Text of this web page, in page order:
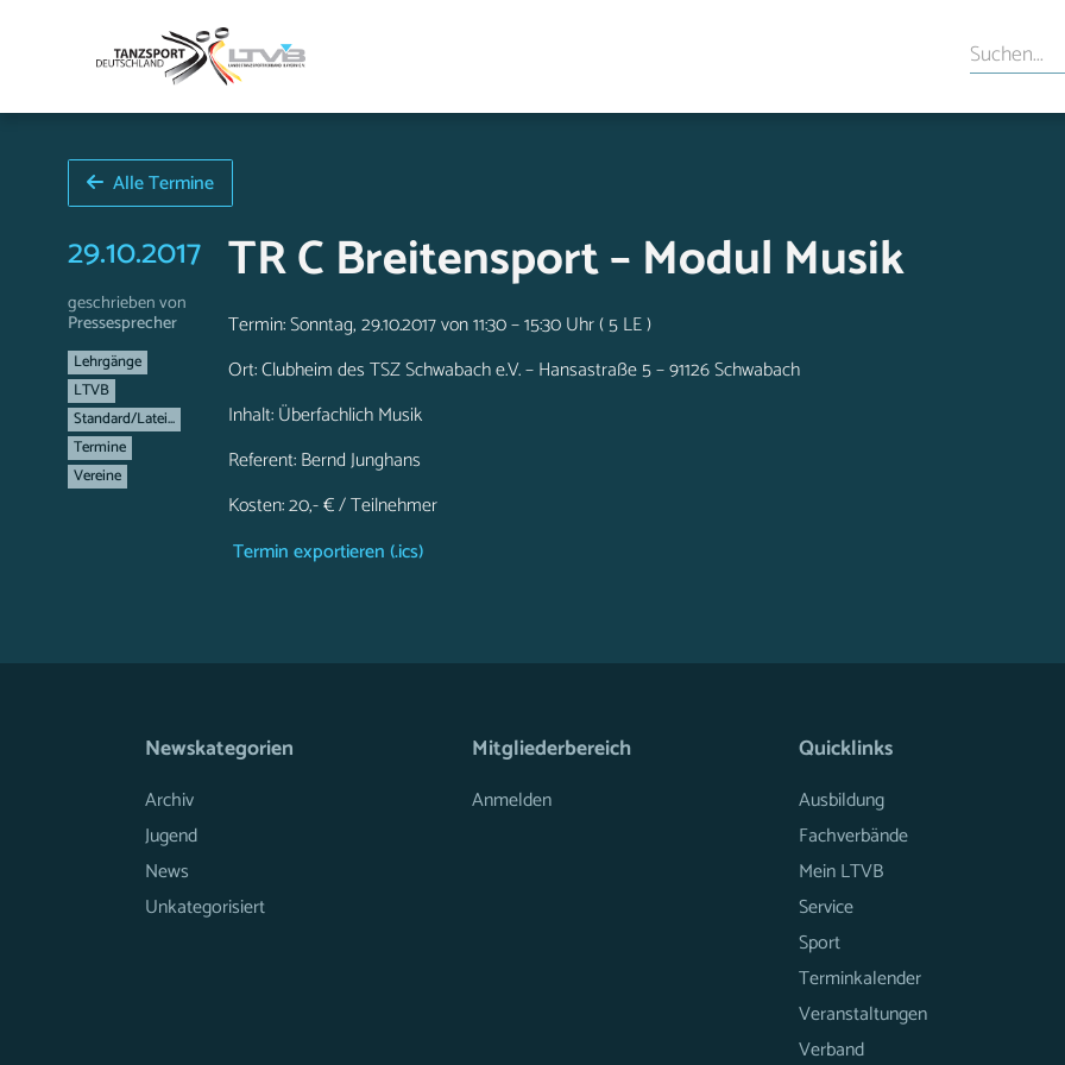
Alle Termine
29.10.2017
geschrieben von
Pressesprecher
Lehrgänge
LTVB
Standard/Latei...
Termine
Vereine
TR C Breitensport – Modul Musik
Termin: Sonntag, 29.10.2017 von 11:30 – 15:30 Uhr ( 5 LE )
Ort: Clubheim des TSZ Schwabach e.V. – Hansastraße 5 – 91126 Schwabach
Inhalt: Überfachlich Musik
Referent: Bernd Junghans
Kosten: 20,- € / Teilnehmer
Termin exportieren (.ics)
Newskategorien
Archiv
Jugend
News
Unkategorisiert
Mitgliederbereich
Anmelden
Quicklinks
Ausbildung
Fachverbände
Mein LTVB
Service
Sport
Terminkalender
Veranstaltungen
Verband